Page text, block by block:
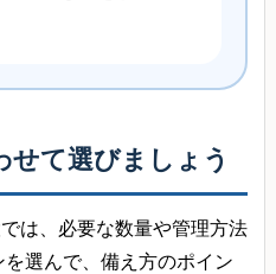
せて選びましょう
は、必要な数量や管理方法
選んで、備え方のポイン